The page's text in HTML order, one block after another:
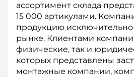
ассортимент склада
15 000 артикулами.
продукцию
рынке. Клиентами
физические, так и
которых представлены
монтажные компании,